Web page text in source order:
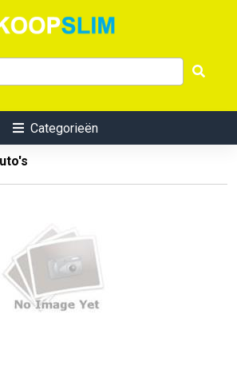
Categorieën